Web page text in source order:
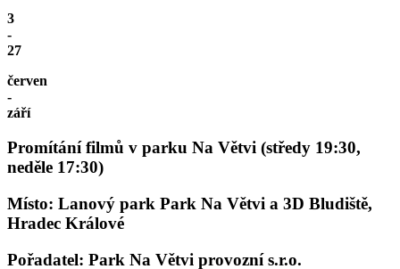
3
-
27
červen
-
září
Promítání filmů v parku Na Větvi (středy 19:30,
neděle 17:30)
Místo: Lanový park Park Na Větvi a 3D Bludiště,
Hradec Králové
Pořadatel: Park Na Větvi provozní s.r.o.